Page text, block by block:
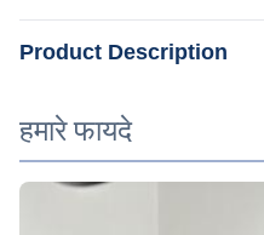
क्यों सभी सौंदर्य प्रसाधनों दर्द
प्रमुखता देना: 808nm
Product Description
हमारे फायदे